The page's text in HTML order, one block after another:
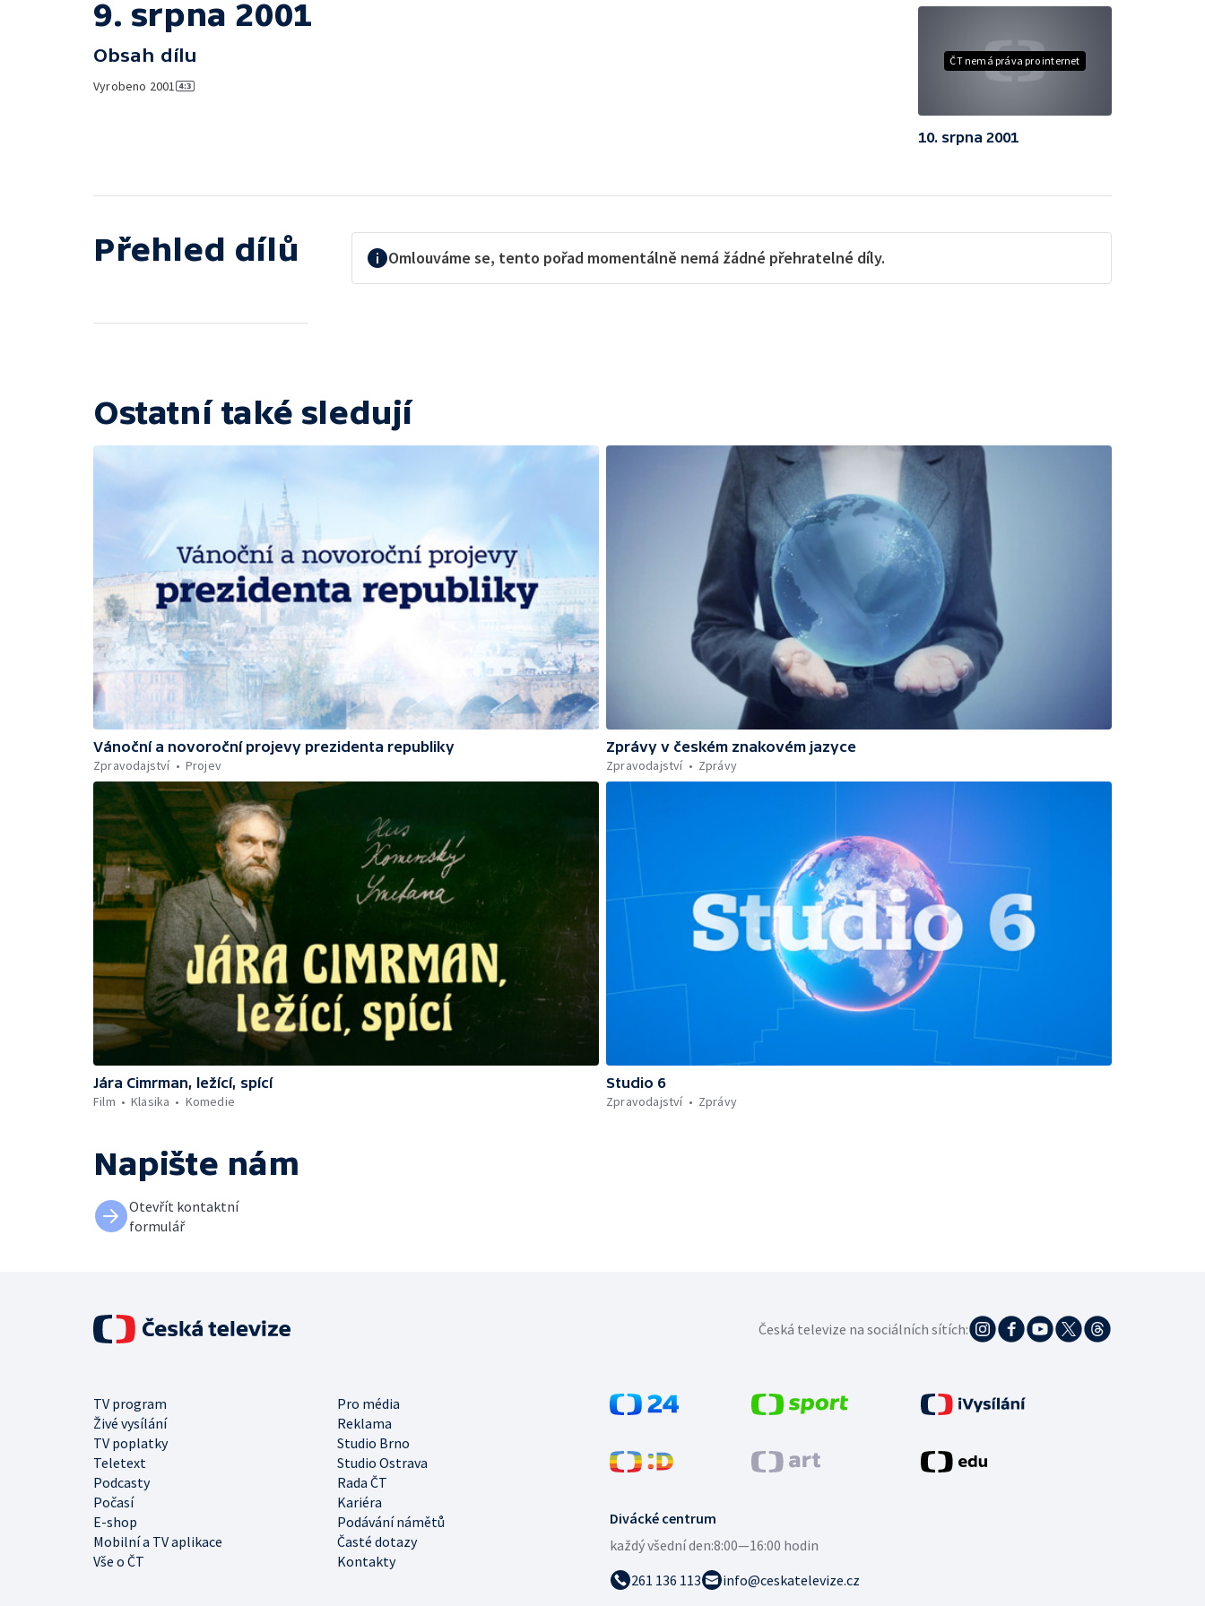
9. srpna 2001
Obsah dílu
Vyrobeno 2001
ČT nemá práva pro internet
10. srpna 2001
Přehled dílů Omlouváme se, tento pořad momentálně nemá žádné přehratelné díly.
Ostatní také sledují
Vánoční a novoroční projevy prezidenta republiky
Zpravodajství
Projev
Zprávy v českém znakovém jazyce
Zpravodajství
Zprávy
Jára Cimrman, ležící, spící
Film
Klasika Komedie
Studio 6
Zpravodajství
Zprávy
Napište nám
Otevřít kontaktní
formulář
Divácké centrum
každý všední den:8:00—16:00 hodin
261 136 113
info@ceskatelevize.cz
TV program
Pro média
Živé vysílání
Reklama
TV poplatky
Studio Brno
Teletext
Studio Ostrava
Podcasty
Rada ČT
Počasí
Kariéra
E-shop
Podávání námětů
Mobilní a TV aplikace
Časté dotazy
Vše o ČT
Kontakty
Česká televize na sociálních sítích: